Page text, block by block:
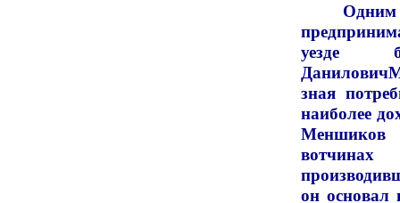
уезде
зная
наиболее
вотчинах
он основал